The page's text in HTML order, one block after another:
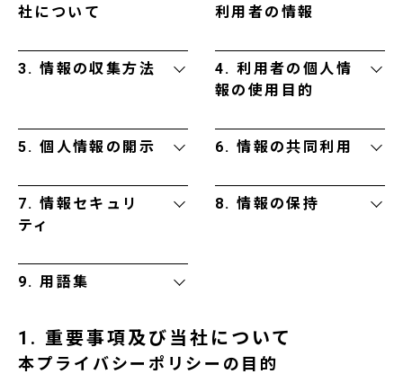
社について
利用者の情報
3. 情報の収集方法
4. 利用者の個人情
報の使用目的
5. 個人情報の開示 6. 情報の共同利用
7. 情報セキュリ
ティ
8. 情報の保持
9. 用語集
1. 重要事項及び当社について
本プライバシーポリシーの目的